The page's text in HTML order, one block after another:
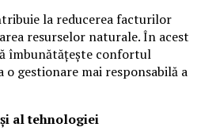
la reducerea facturilor
resurselor naturale. În acest
îmbunătățește confortul
gestionare mai responsabilă a
al tehnologiei